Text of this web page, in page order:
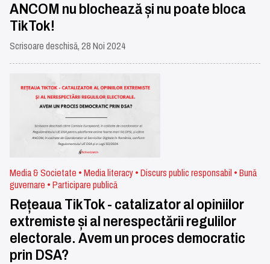
ANCOM nu blochează și nu poate bloca
TikTok!
Scrisoare deschisă, 28 Noi 2024
Media & Societate • Media literacy • Discurs public responsabil • Bună
guvernare • Participare publică
Rețeaua TikTok - catalizator al opiniilor
extremiste și al nerespectării regulilor
electorale. Avem un proces democratic
prin DSA?